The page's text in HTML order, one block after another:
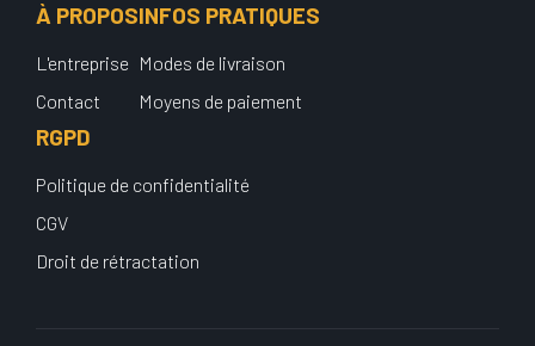
À PROPOS
L'entreprise
Contact
INFOS PRATIQUES
Modes de livraison
Moyens de paiement
RGPD
Politique de confidentialité
CGV
Droit de rétractation